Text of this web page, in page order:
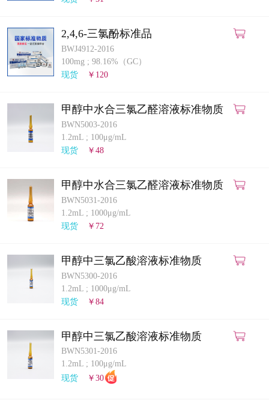
2,4,6-三氯酚标准品
BWJ4912-2016
100mg ; 98.16%（GC）
现货
￥120
甲醇中水合三氯乙醛溶液标准物质
BWN5003-2016
1.2mL ; 100μg/mL
现货
￥48
甲醇中水合三氯乙醛溶液标准物质
BWN5031-2016
1.2mL ; 1000μg/mL
现货
￥72
甲醇中三氯乙酸溶液标准物质
BWN5300-2016
1.2mL ; 1000μg/mL
现货
￥84
甲醇中三氯乙酸溶液标准物质
BWN5301-2016
1.2mL ; 100μg/mL
现货
￥30